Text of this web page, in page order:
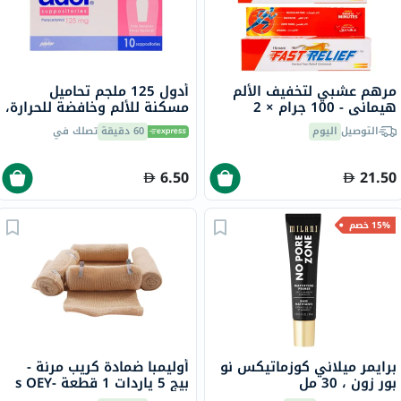
مرهم عشبي لتخفيف الألم
هيماني - 100 جرام × 2
التوصيل اليوم
21.50
أدول 125 ملجم تحاميل
مسكنة للألم وخافضة للحرارة،
10 قطع 60 دقيقة تصلك في
6.50
15% خصم
برايمر ميلاني كوزماتيكس نو
بور زون ، 30 مل
أوليمبا ضمادة كريب مرنة -
بيج 5 ياردات 1 قطعة s OEY-